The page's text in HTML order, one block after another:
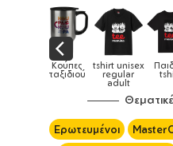
Κούπες
ταξιδιού
tshirt unisex
regular
adult
Ερωτευμένοι